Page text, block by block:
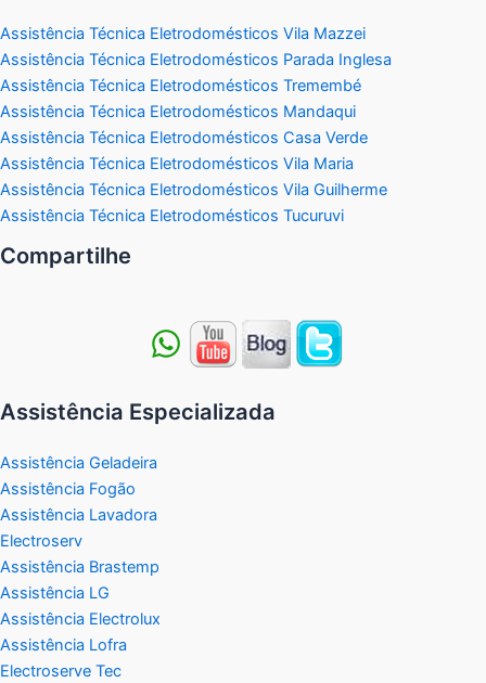
Assistência Técnica Eletrodomésticos Vila Mazzei
Assistência Técnica Eletrodomésticos Parada Inglesa
Assistência Técnica Eletrodomésticos Tremembé
Assistência Técnica Eletrodomésticos Mandaqui
Assistência Técnica Eletrodomésticos Casa Verde
Assistência Técnica Eletrodomésticos Vila Maria
Assistência Técnica Eletrodomésticos Vila Guilherme
Assistência Técnica Eletrodomésticos Tucuruvi
Compartilhe
Assistência Especializada
Assistência Geladeira
Assistência Fogão
Assistência Lavadora
Electroserv
Assistência Brastemp
Assistência LG
Assistência Electrolux
Assistência Lofra
Electroserve Tec